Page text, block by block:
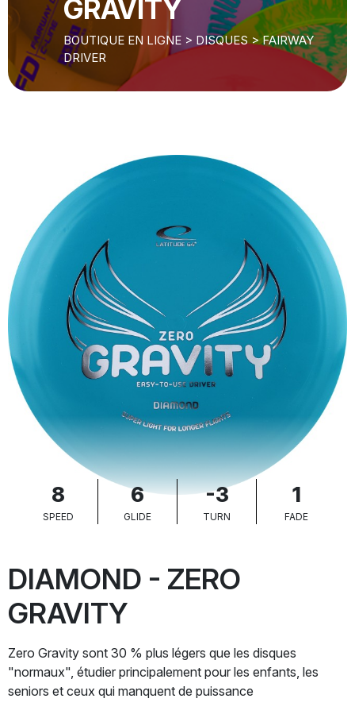
GRAVITY
BOUTIQUE EN LIGNE > DISQUES>FAIRWAY
DRIVER
8
SPEED
6
GLIDE
-3
TURN
1
FADE
DIAMOND - ZERO
GRAVITY
Zero Gravity sont 30 % plus légers que les disques
"normaux", étudier principalement pour les enfants, les
seniors et ceux qui manquent de puissance